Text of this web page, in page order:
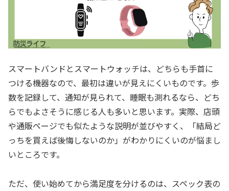
スマートバンドとスマートウォッチは、どちらも手首に
つける機器なので、最初は違いが見えにくいものです。歩
数を記録して、通知が見られて、睡眠も測れるなら、どち
らでもよさそうに感じる人も多いと思います。実際、店頭
や通販ページでも似たような説明が並びやすく、「結局ど
っちを買えば後悔しないのか」がわかりにくいのが悩まし
いところです。
ただ、使い始めてから満足度を分けるのは、スペック表の